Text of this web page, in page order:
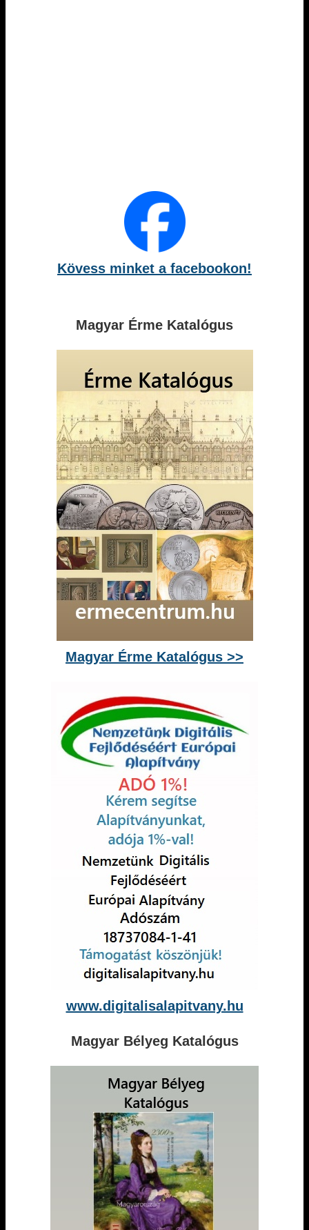
Kövess minket a facebookon!
Magyar Érme Katalógus
Magyar Érme Katalógus >>
www.digitalisalapitvany.hu
Magyar Bélyeg Katalógus